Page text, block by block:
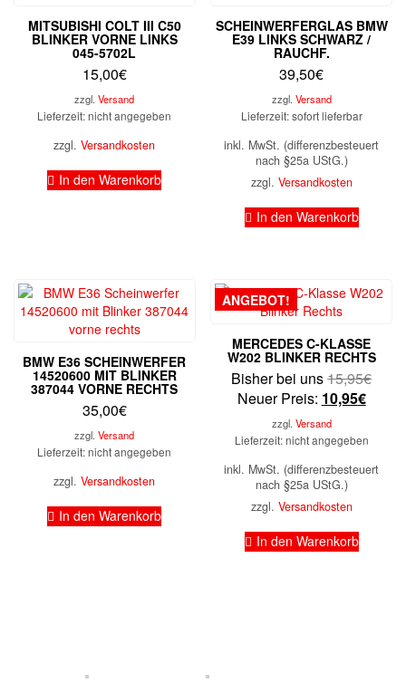
MITSUBISHI COLT III C50
BLINKER VORNE LINKS
045-5702L
15,00€
zzgl.Versand
Lieferzeit: nicht angegeben
zzgl.Versandkosten
In den Warenkorb
SCHEINWERFERGLAS BMW
E39 LINKS SCHWARZ /
RAUCHF.
39,50€
zzgl. Versand
Lieferzeit: sofort lieferbar
inkl. MwSt. (differenzbesteuert
nach §25a UStG.)
zzgl. Versandkosten
In den Warenkorb
BMW E36 SCHEINWERFER
14520600 MIT BLINKER
387044 VORNE RECHTS
35,00€
zzgl.Versand
Lieferzeit: nicht angegeben
zzgl.Versandkosten
In den Warenkorb
ANGEBOT!
MERCEDES C-KLASSE
W202 BLINKER RECHTS
Bisher bei uns15,95€
Neuer Preis: 10,95€
ist:
zzgl. Versand
Lieferzeit: nicht angegeben
inkl. MwSt. (differenzbesteuert
nach §25a UStG.)
zzgl. Versandkosten
In den Warenkorb